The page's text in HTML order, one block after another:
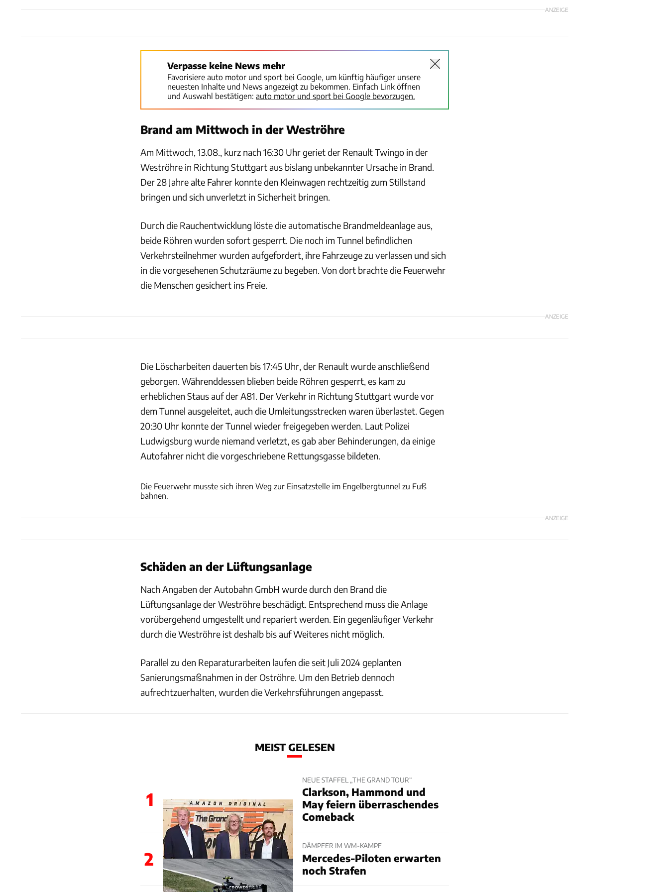
ANZEIGE
Verpasse keine News mehr
Favorisiere auto motor und sport bei Google, um künftig häufiger unsere
neuesten Inhalte und News angezeigt zu bekommen. Einfach Link öffnen
und Auswahl bestätigen: auto motor und sport bei Google bevorzugen.
Brand am Mittwoch in der Weströhre
Am Mittwoch, 13.08., kurz nach 16:30 Uhr geriet der Renault Twingo in der
Weströhre in Richtung Stuttgart aus bislang unbekannter Ursache in Brand.
Der 28 Jahre alte Fahrer konnte den Kleinwagen rechtzeitig zum Stillstand
bringen und sich unverletzt in Sicherheit bringen.
Durch die Rauchentwicklung löste die automatische Brandmeldeanlage aus,
beide Röhren wurden sofort gesperrt. Die noch im Tunnel befindlichen
Verkehrsteilnehmer wurden aufgefordert, ihre Fahrzeuge zu verlassen und sich
in die vorgesehenen Schutzräume zu begeben. Von dort brachte die Feuerwehr
die Menschen gesichert ins Freie.
ANZEIGE
Die Löscharbeiten dauerten bis 17:45 Uhr, der Renault wurde anschließend
geborgen. Währenddessen blieben beide Röhren gesperrt, es kam zu
erheblichen Staus auf der A81. Der Verkehr in Richtung Stuttgart wurde vor
dem Tunnel ausgeleitet, auch die Umleitungsstrecken waren überlastet. Gegen
20:30 Uhr konnte der Tunnel wieder freigegeben werden. Laut Polizei
Ludwigsburg wurde niemand verletzt, es gab aber Behinderungen, da einige
Autofahrer nicht die vorgeschriebene Rettungsgasse bildeten.
Die Feuerwehr musste sich ihren Weg zur Einsatzstelle im Engelbergtunnel zu Fuß
bahnen.
ANZEIGE
Schäden an der Lüftungsanlage
Nach Angaben der Autobahn GmbH wurde durch den Brand die
Lüftungsanlage der Weströhre beschädigt. Entsprechend muss die Anlage
vorübergehend umgestellt und repariert werden. Ein gegenläufiger Verkehr
durch die Weströhre ist deshalb bis auf Weiteres nicht möglich.
Parallel zu den Reparaturarbeiten laufen die seit Juli 2024 geplanten
Sanierungsmaßnahmen in der Oströhre. Um den Betrieb dennoch
aufrechtzuerhalten, wurden die Verkehrsführungen angepasst.
MEIST GELESEN
1
NEUE STAFFEL „THE GRAND TOUR“
Clarkson, Hammond und
May feiern überraschendes
Comeback
2
DÄMPFER IM WM-KAMPF
Mercedes-Piloten erwarten
noch Strafen